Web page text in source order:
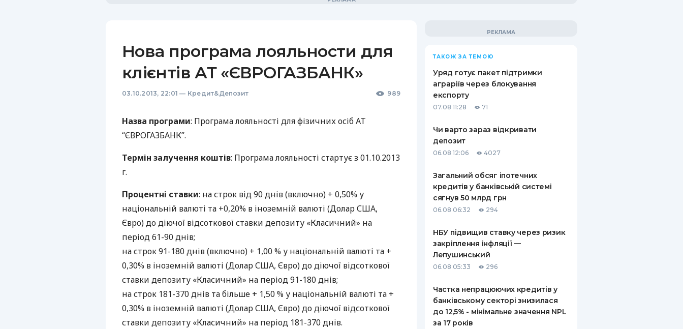
Нова програма лояльности для
клієнтів АТ «ЄВРОГАЗБАНК»
03.10.2013, 22:01 — Кредит&Депозит 989
Назва програми: Програма лояльності для фізичних осіб АТ
“ЄВРОГАЗБАНК”.
Термін залучення коштів: Програма лояльності стартує з 01.10.2013
г.
Процентні ставки: на строк від 90 днів (включно) + 0,50% у
національній валюті та +0,20% в іноземній валюті (ДоларСША,
Євро) до діючої відсоткової ставки депозиту «Класичний» на
період 61-90 днів;
на строк 91-180 днів (включно) + 1,00 % у національній валюті та +
0,30% в іноземній валюті (ДоларСША, Євро) до діючої відсоткової
ставки депозиту «Класичний» на період 91-180 днів;
на строк 181-370 днів та більше + 1,50 % у національній валюті та +
0,30% в іноземній валюті (ДоларСША, Євро) до діючої відсоткової
ставки депозиту «Класичний» на період 181-370 днів.
ТАКОЖ ЗА ТЕМОЮ
Уряд готує пакет підтримки
аграріїв через блокування
експорту
07.08 11:28 71
Чи варто зараз відкривати
депозит
06.08 12:06 4027
Загальний обсяг іпотечних
кредитів у банківській системі
сягнув 50 млрд грн
06.08 06:32 294
НБУ підвищив ставку через ризик
закріплення інфляції —
Лепушинський
06.08 05:33 296
Частка непрацюючих кредитів у
банківському секторі знизилася
до 12,5% - мінімальне значення NPL
за 17 років